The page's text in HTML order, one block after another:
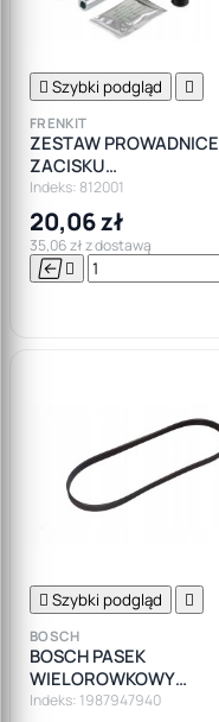
 Szybki podgląd 
FRENKIT
ZESTAW PROWADNICE
ZACISKU
HAMULCOWEGO OPEL
FORD BMW VW AUDI
SEAT
Indeks: 812001
20,06 zł
35,06 zł z dostawą
 
 Szybki podgląd 
BOSCH
BOSCH PASEK
WIELOROWKOWY
6PK1045
Indeks: 1987947940